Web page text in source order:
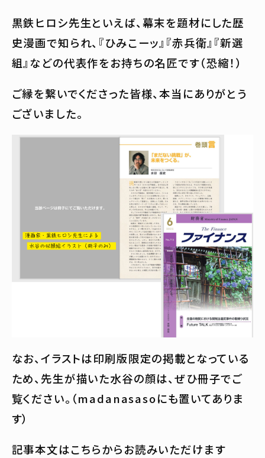
黒鉄ヒロシ先生といえば、幕末を題材にした歴
史漫画で知られ、『ひみこーッ』『赤兵衛』『新選
組』などの代表作をお持ちの名匠です（恐縮！）
ご縁を繋いでくださった皆様、本当にありがとう
ございました。
なお、イラストは印刷版限定の掲載となっている
ため、先生が描いた水谷の顔は、ぜひ冊子でご
覧ください。（madanasasoにも置いてありま
す）
記事本文はこちらからお読みいただけます